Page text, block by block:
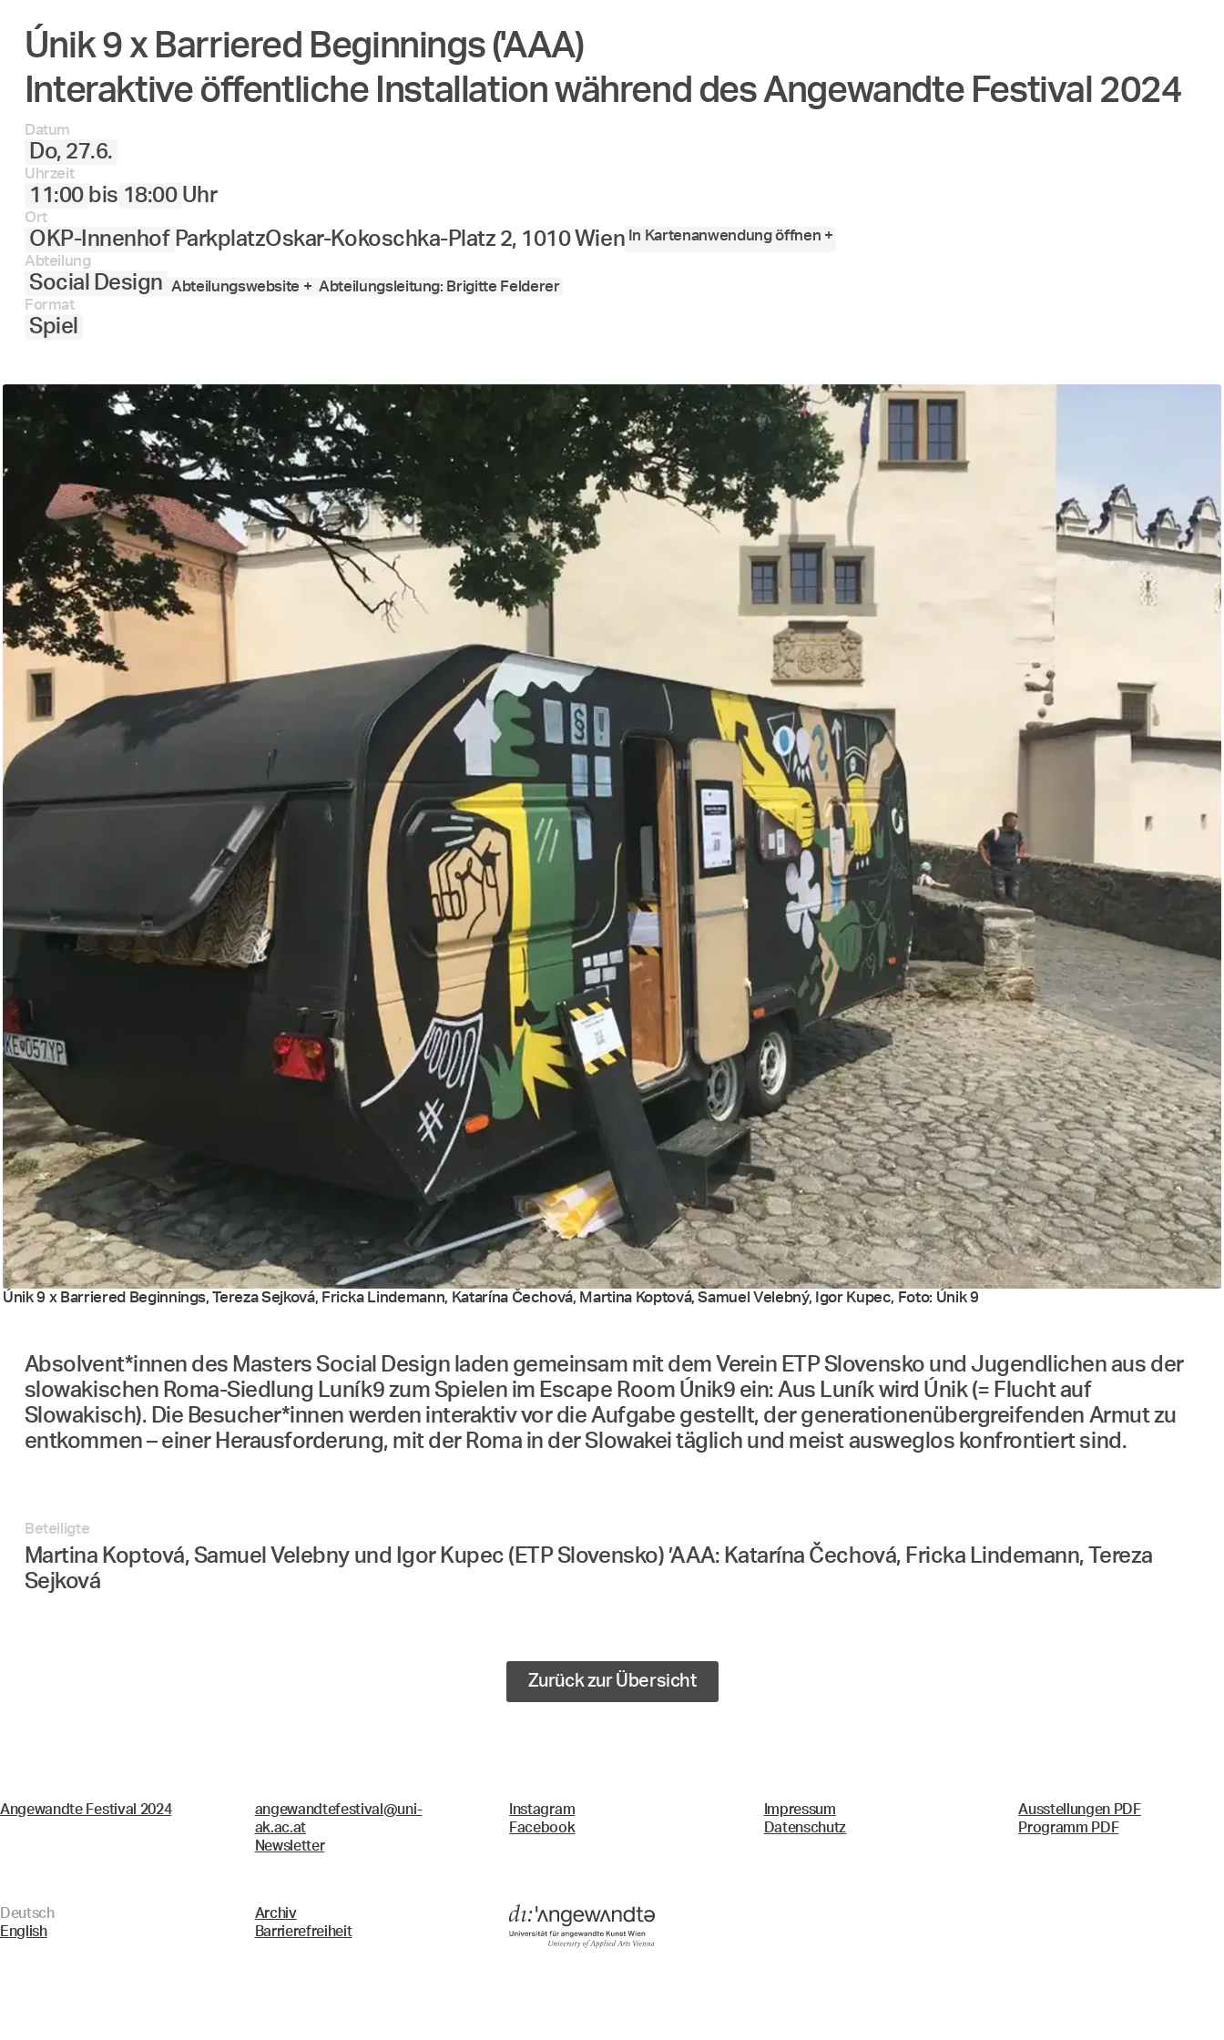
Únik 9 x Barriered Beginnings ('AAA)
Interaktive öffentliche Installation während des Angewandte Festival 2024
Datum
Do, 27.6.
Uhrzeit
11:00 bis 18:00 Uhr
Ort
OKP-Innenhof ParkplatzOskar-Kokoschka-Platz 2, 1010 Wien In Kartenanwendung öffnen +
Abteilung
Social Design Abteilungswebsite + Abteilungsleitung: Brigitte Felderer
Format
Spiel
Únik 9 x Barriered Beginnings, Tereza Sejková, Fricka Lindemann, Katarína Čechová, Martina Koptová, Samuel Velebný, Igor Kupec, Foto: Únik 9
Absolvent*innen des Masters Social Design laden gemeinsam mit dem Verein ETP Slovensko und Jugendlichen aus der
slowakischen Roma-Siedlung Luník9 zum Spielen im Escape Room Únik9 ein: Aus Luník wird Únik (= Flucht auf
Slowakisch). Die Besucher*innen werden interaktiv vor die Aufgabe gestellt, der generationenübergreifenden Armut zu
entkommen – einer Herausforderung, mit der Roma in der Slowakei täglich und meist ausweglos konfrontiert sind.
Beteiligte
Martina Koptová, Samuel Velebny und Igor Kupec (ETP Slovensko) ’AAA: Katarína Čechová, Fricka Lindemann, Tereza
Sejková
Zurück zur Übersicht
Angewandte Festival 2024
angewandtefestival@uni-
ak.ac.at
Newsletter
Instagram
Facebook
Impressum
Datenschutz
Ausstellungen PDF
Programm PDF
Deutsch
English
Archiv
Barrierefreiheit